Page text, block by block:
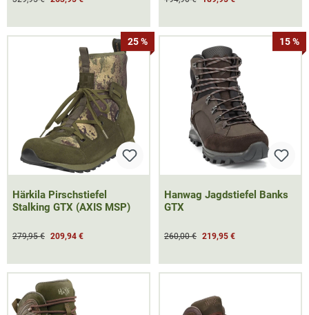
25 %
Härkila Pirschstiefel
Stalking GTX (AXIS MSP)
279,95 € 209,94 €
15 %
Hanwag Jagdstiefel Banks
GTX
260,00 € 219,95 €